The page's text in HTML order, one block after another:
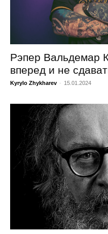
Рэпер Вальдемар
вперед и не
Kyrylo Zhykharev - 15.01.2024